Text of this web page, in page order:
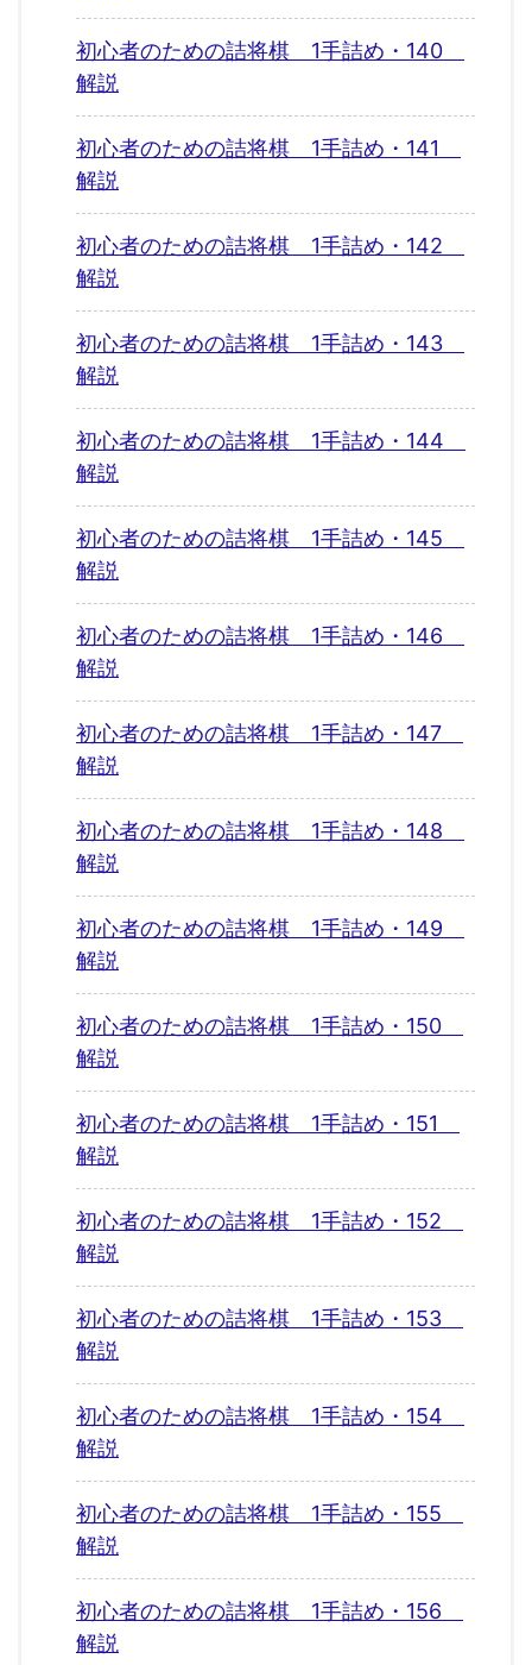
初心者のための詰将棋 1手詰め・140
解説
初心者のための詰将棋 1手詰め・141
解説
初心者のための詰将棋 1手詰め・142
解説
初心者のための詰将棋 1手詰め・143
解説
初心者のための詰将棋 1手詰め・144
解説
初心者のための詰将棋 1手詰め・145
解説
初心者のための詰将棋 1手詰め・146
解説
初心者のための詰将棋 1手詰め・147
解説
初心者のための詰将棋 1手詰め・148
解説
初心者のための詰将棋 1手詰め・149
解説
初心者のための詰将棋 1手詰め・150
解説
初心者のための詰将棋 1手詰め・151
解説
初心者のための詰将棋 1手詰め・152
解説
初心者のための詰将棋 1手詰め・153
解説
初心者のための詰将棋 1手詰め・154
解説
初心者のための詰将棋 1手詰め・155
解説
初心者のための詰将棋 1手詰め・156
解説